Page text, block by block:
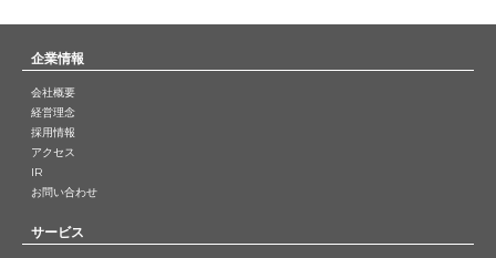
企業情報
会社概要
経営理念
採用情報
アクセス
IR
お問い合わせ
サービス